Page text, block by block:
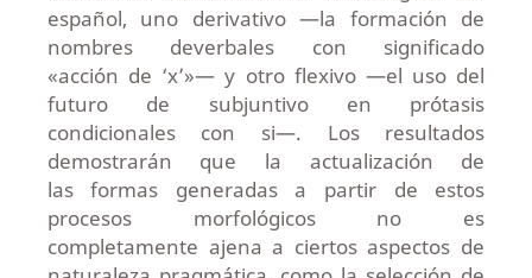
español, uno derivativo —la formación de
nombres deverbales con significado
«acción de ‘x’»— y otro flexivo —el uso del
futuro de subjuntivo en prótasis
condicionales con si—. Los resultados
demostrarán que la actualización de
las formas generadas a partir de estos
procesos morfológicos no es
completamente ajena a ciertos aspectos de